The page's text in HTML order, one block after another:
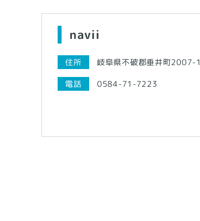
navii
住所 岐阜県不破郡垂井町2007-1
電話 0584-71-7223